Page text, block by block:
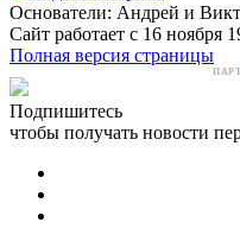
Основатели: Андрей и
Сайт работает с 16 ноября
Полная версия страницы
Подпишитесь
чтобы получать новости